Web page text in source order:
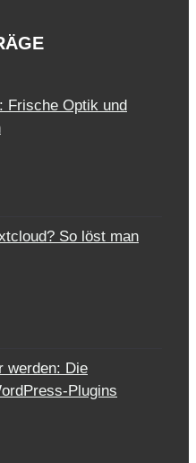
Frische Optik und
So löst man
werden: Die
Plugins